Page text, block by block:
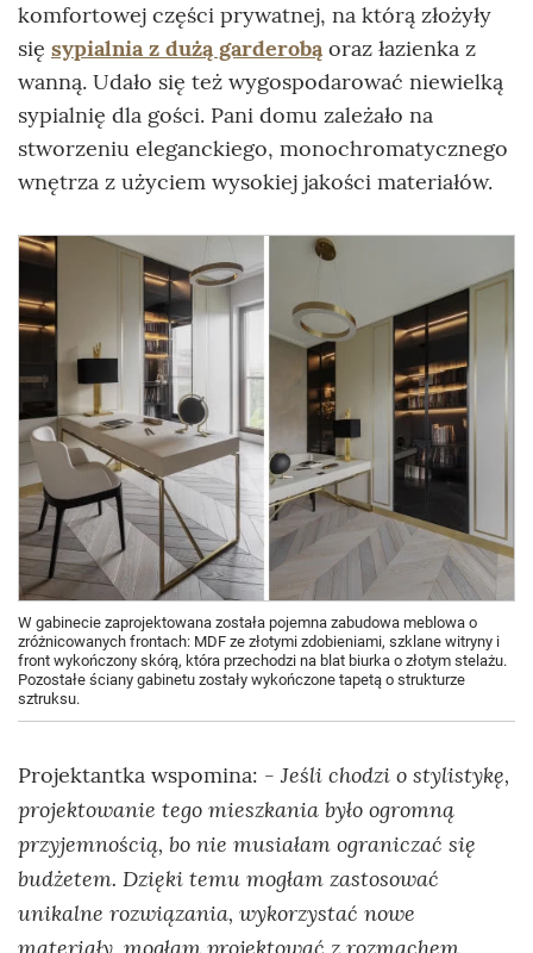
komfortowej części prywatnej, na którą złożyły
się sypialnia z dużą garderobąoraz łazienka z
wanną. Udało się też wygospodarować niewielką
sypialnię dla gości. Pani domu zależało na
stworzeniu eleganckiego, monochromatycznego
wnętrza z użyciem wysokiej jakości materiałów.
W gabinecie zaprojektowana została pojemna zabudowa meblowa o
zróżnicowanych frontach: MDF ze złotymi zdobieniami, szklane witryny i
front wykończony skórą, która przechodzi na blat biurka o złotym stelażu.
Pozostałe ściany gabinetu zostały wykończone tapetą o strukturze
sztruksu.
Projektantka wspomina: - Jeśli chodzi o stylistykę,
projektowanie tego mieszkania było ogromną
przyjemnością, bo nie musiałam ograniczać się
budżetem. Dzięki temu mogłam zastosować
unikalne rozwiązania, wykorzystać nowe